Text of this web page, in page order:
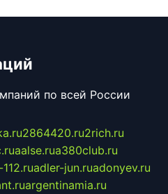
по всей России
2864420.ru2rich.ru
aalse.rua380club.ru
adler-jun.ruadonyev.ru
argentinamia.ru